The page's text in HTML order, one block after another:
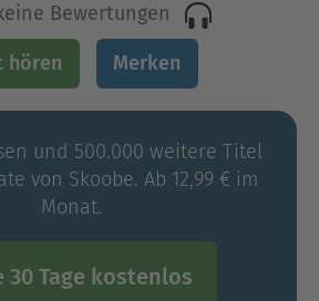
Bewertungen
hören Merken
und 500.000 weitere Titel
von Skoobe. Ab 12,99 € im
Monat.
30 Tage kostenlos